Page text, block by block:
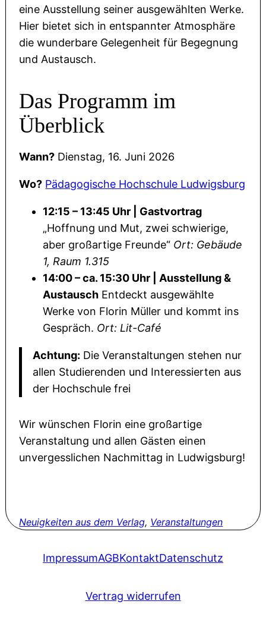
eine Ausstellung seiner ausgewählten Werke.
Hier bietet sich in entspannter Atmosphäre
die wunderbare Gelegenheit für Begegnung
und Austausch.
Das Programm im
Überblick
Wann? Dienstag, 16. Juni 2026
Wo? Pädagogische Hochschule Ludwigsburg
12:15 – 13:45 Uhr | Gastvortrag
„Hoffnung und Mut, zwei schwierige,
aber großartige Freunde“ Ort: Gebäude
1, Raum 1.315
14:00 – ca. 15:30 Uhr | Ausstellung &
Austausch Entdeckt ausgewählte
Werke von Florin Müller und kommt ins
Gespräch. Ort: Lit-Café
Achtung: Die Veranstaltungen stehen nur
allen Studierenden und Interessierten aus
der Hochschule frei
Wir wünschen Florin eine großartige
Veranstaltung und allen Gästen einen
unvergesslichen Nachmittag in Ludwigsburg!
Neuigkeiten aus dem Verlag, Veranstaltungen
ImpressumAGBKontaktDatenschutz
Vertrag widerrufen